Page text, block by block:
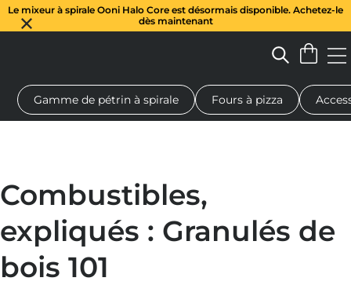
Le mixeur à spirale Ooni Halo Core est désormais disponible. Achetez-le
dès maintenant
à pizza au feu de bois Pétrin à pâte Cadeaux Planches de
Gamme de pétrin à spirale Fours à pizza
Combustibles,
expliqués : Granulés de
bois 101